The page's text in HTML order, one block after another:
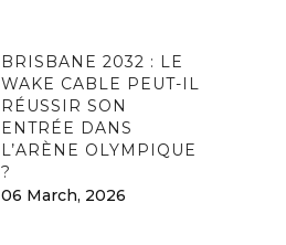
BRISBANE 2032 : LE
WAKE CABLE PEUT-IL
RÉUSSIR SON
ENTRÉE DANS
L’ARÈNE OLYMPIQUE
?
06 March, 2026